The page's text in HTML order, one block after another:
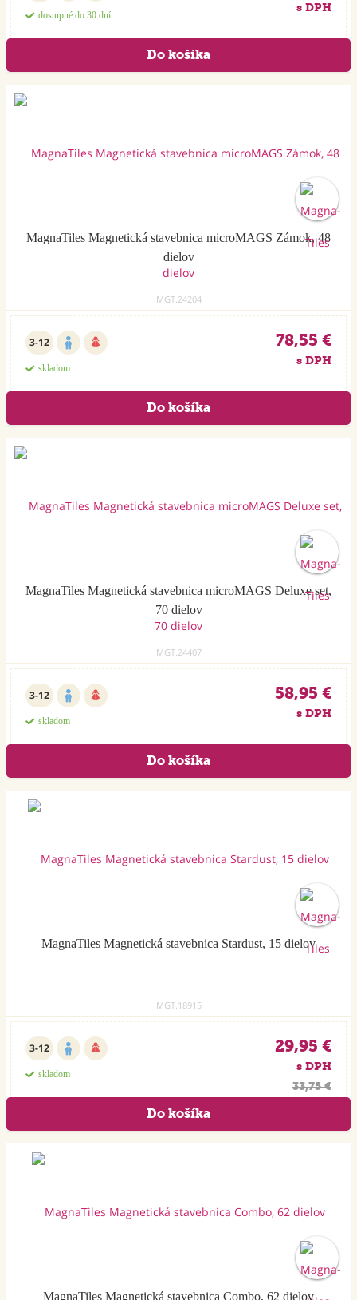
dostupné do 30 dní
s DPH
MagnaTiles Magnetická stavebnica microMAGS Zámok, 48
dielov
MGT.24204
3-12
skladom
78,55 €
s DPH
MagnaTiles Magnetická stavebnica microMAGS Deluxe set,
70 dielov
MGT.24407
3-12
skladom
58,95 €
s DPH
MagnaTiles Magnetická stavebnica Stardust, 15 dielov
MGT.18915
3-12
skladom
29,95 €
s DPH
33,75 €
MagnaTiles Magnetická stavebnica Combo, 62 dielov